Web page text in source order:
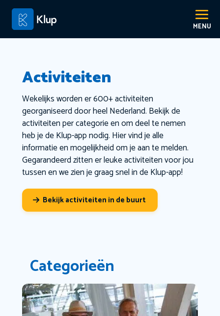
Activiteiten
Wekelijks worden er 600+ activiteiten
georganiseerd door heel Nederland. Bekijk de
activiteiten per categorie en om deel te nemen
heb je de Klup-app nodig. Hier vind je alle
informatie en mogelijkheid om je aan te melden.
Gegarandeerd zitten er leuke activiteiten voor jou
tussen en we zien je graag snel in de Klup-app!
Bekijk activiteiten in de buurt
Categorieën